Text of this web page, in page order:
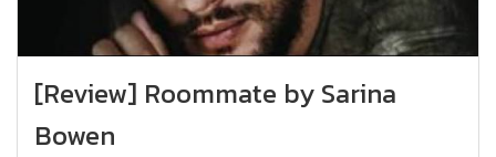
[Review] Roommate by Sarina
Bowen